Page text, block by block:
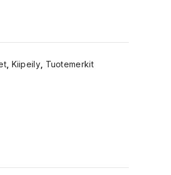
, Kiipeily, Tuotemerkit